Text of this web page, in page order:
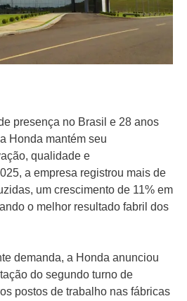
presença no Brasil e 28 anos
Honda mantém seu
qualidade e
a empresa registrou mais de
um crescimento de 11% em
o melhor resultado fabril dos
demanda, a Honda anunciou
do segundo turno de
postos de trabalho nas fábricas